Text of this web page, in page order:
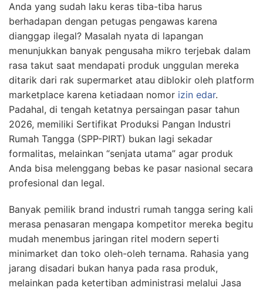
Anda yang sudah laku keras tiba-tiba harus
berhadapan dengan petugas pengawas karena
dianggap ilegal? Masalah nyata di lapangan
menunjukkan banyak pengusaha mikro terjebak dalam
rasa takut saat mendapati produk unggulan mereka
ditarik dari rak supermarket atau diblokir oleh platform
marketplace karena ketiadaan nomor izin edar.
Padahal, di tengah ketatnya persaingan pasar tahun
2026, memiliki Sertifikat Produksi Pangan Industri
Rumah Tangga (SPP-PIRT) bukan lagi sekadar
formalitas, melainkan “senjata utama” agar produk
Anda bisa melenggang bebas ke pasar nasional secara
profesional dan legal.
Banyak pemilik brand industri rumah tangga sering kali
merasa penasaran mengapa kompetitor mereka begitu
mudah menembus jaringan ritel modern seperti
minimarket dan toko oleh-oleh ternama. Rahasia yang
jarang disadari bukan hanya pada rasa produk,
melainkan pada ketertiban administrasi melalui Jasa